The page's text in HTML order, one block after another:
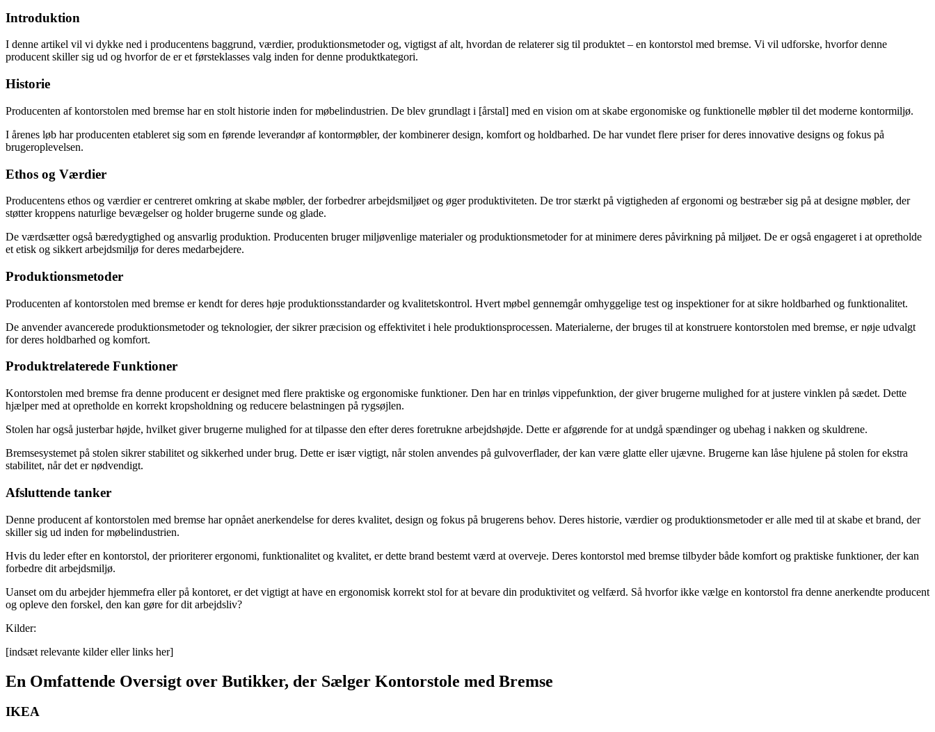
Introduktion
I denne artikel vil vi dykke ned i producentens baggrund, værdier, produktionsmetoder og, vigtigst af alt, hvordan de relaterer sig til produktet – en kontorstol med bremse. Vi vil udforske, hvorfor denne
producent skiller sig ud og hvorfor de er et førsteklasses valg inden for denne produktkategori.
Historie
Producenten af kontorstolen med bremse har en stolt historie inden for møbelindustrien. De blev grundlagt i [årstal] med en vision om at skabe ergonomiske og funktionelle møbler til det moderne kontormiljø.
I årenes løb har producenten etableret sig som en førende leverandør af kontormøbler, der kombinerer design, komfort og holdbarhed. De har vundet flere priser for deres innovative designs og fokus på
brugeroplevelsen.
Ethos og Værdier
Producentens ethos og værdier er centreret omkring at skabe møbler, der forbedrer arbejdsmiljøet og øger produktiviteten. De tror stærkt på vigtigheden af ergonomi og bestræber sig på at designe møbler, der
støtter kroppens naturlige bevægelser og holder brugerne sunde og glade.
De værdsætter også bæredygtighed og ansvarlig produktion. Producenten bruger miljøvenlige materialer og produktionsmetoder for at minimere deres påvirkning på miljøet. De er også engageret i at opretholde
et etisk og sikkert arbejdsmiljø for deres medarbejdere.
Produktionsmetoder
Producenten af kontorstolen med bremse er kendt for deres høje produktionsstandarder og kvalitetskontrol. Hvert møbel gennemgår omhyggelige test og inspektioner for at sikre holdbarhed og funktionalitet.
De anvender avancerede produktionsmetoder og teknologier, der sikrer præcision og effektivitet i hele produktionsprocessen. Materialerne, der bruges til at konstruere kontorstolen med bremse, er nøje udvalgt
for deres holdbarhed og komfort.
Produktrelaterede Funktioner
Kontorstolen med bremse fra denne producent er designet med flere praktiske og ergonomiske funktioner. Den har en trinløs vippefunktion, der giver brugerne mulighed for at justere vinklen på sædet. Dette
hjælper med at opretholde en korrekt kropsholdning og reducere belastningen på rygsøjlen.
Stolen har også justerbar højde, hvilket giver brugerne mulighed for at tilpasse den efter deres foretrukne arbejdshøjde. Dette er afgørende for at undgå spændinger og ubehag i nakken og skuldrene.
Bremsesystemet på stolen sikrer stabilitet og sikkerhed under brug. Dette er især vigtigt, når stolen anvendes på gulvoverflader, der kan være glatte eller ujævne. Brugerne kan låse hjulene på stolen for ekstra
stabilitet, når det er nødvendigt.
Afsluttende tanker
Denne producent af kontorstolen med bremse har opnået anerkendelse for deres kvalitet, design og fokus på brugerens behov. Deres historie, værdier og produktionsmetoder er alle med til at skabe et brand, der
skiller sig ud inden for møbelindustrien.
Hvis du leder efter en kontorstol, der prioriterer ergonomi, funktionalitet og kvalitet, er dette brand bestemt værd at overveje. Deres kontorstol med bremse tilbyder både komfort og praktiske funktioner, der kan
forbedre dit arbejdsmiljø.
Uanset om du arbejder hjemmefra eller på kontoret, er det vigtigt at have en ergonomisk korrekt stol for at bevare din produktivitet og velfærd. Så hvorfor ikke vælge en kontorstol fra denne anerkendte producent
og opleve den forskel, den kan gøre for dit arbejdsliv?
Kilder:
[indsæt relevante kilder eller links her]
En Omfattende Oversigt over Butikker, der Sælger Kontorstole med Bremse
IKEA